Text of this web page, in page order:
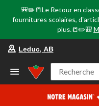
🎒✏️📒Le Retour en
fournitures scolaires,
plus.📒✏️🎒
Leduc, AB
Recherche